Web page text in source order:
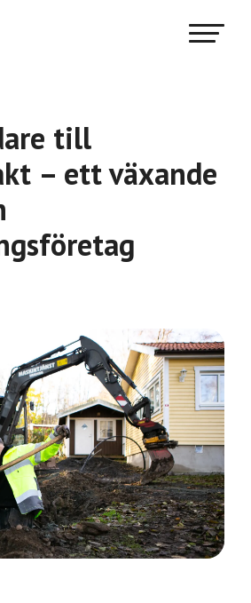
till
– ett växande